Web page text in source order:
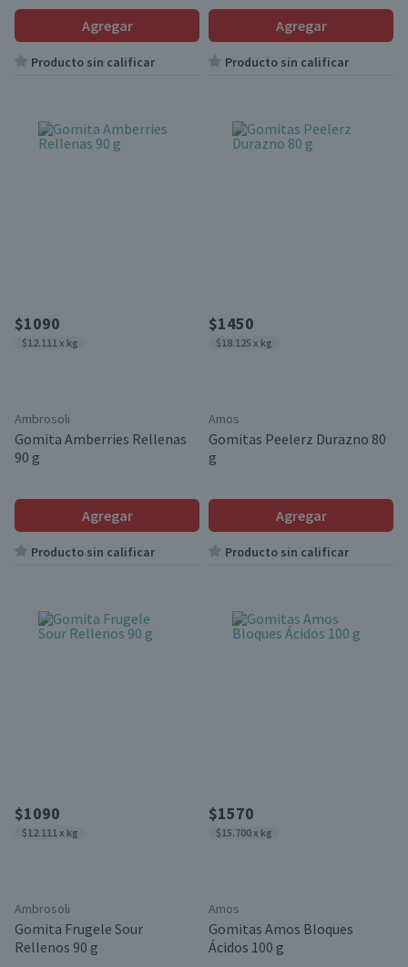
Agregar
Producto sin calificar
Agregar
Producto sin calificar
$1090
$12.111 x kg
Ambrosoli
Gomita Amberries Rellenas
90 g
Agregar
Producto sin calificar
$1450
$18.125 x kg
Amos
Gomitas Peelerz Durazno 80
g
Agregar
Producto sin calificar
$1090
$12.111 x kg
Ambrosoli
Gomita Frugele Sour
Rellenos 90 g
$1570
$15.700 x kg
Amos
Gomitas Amos Bloques
Ácidos 100 g